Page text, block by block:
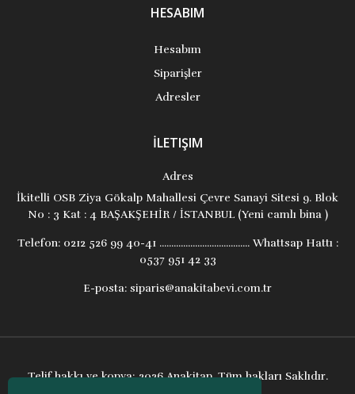
HESABIM
Hesabım
Siparişler
Adresler
İLETIŞIM
Adres
İkitelli OSB Ziya Gökalp Mahallesi Çevre Sanayi Sitesi 9. Blok
No : 3 Kat : 4 BAŞAKŞEHİR / İSTANBUL (Yeni camlı bina )
Telefon:0212 526 99 40-41 ...................................... Whattsap Hattı :
0537 951 42 33
E-posta: siparis@anakitabevi.com.tr
Telif hakkı ve kopya; 2026 Anakitap. Tüm hakları Saklıdır.